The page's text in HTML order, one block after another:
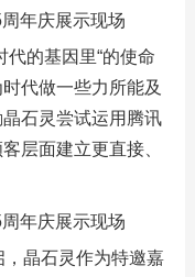
年庆展示现场
代的基因里“的使命
代做一些力所能及
石灵尝试运用腾讯
层面建立更直接、
年庆展示现场
晶石灵作为特邀嘉